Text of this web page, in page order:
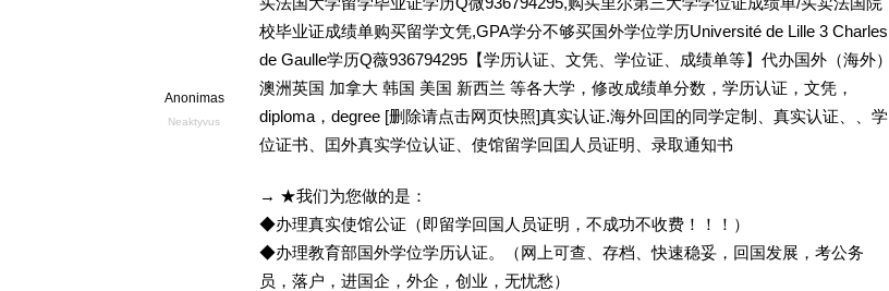
Anonimas
Neaktyvus
校毕业证成绩单购买留学文凭,GPA学分不够买国外学位学历Université de Lille 3 Charles
de Gaulle学历Q薇936794295【学历认证、文凭、学位证、成绩单等】代办国外（海外）
澳洲英国 加拿大 韩国 美国 新西兰 等各大学，修改成绩单分数，学历认证，文凭，
diploma，degree [删除请点击网页快照]真实认证.海外回囯的同学定制、真实认证、、学
位证书、囯外真实学位认证、使馆留学回囯人员证明、录取通知书
→ ★我们为您做的是：
◆办理真实使馆公证（即留学回国人员证明，不成功不收费！！！）
◆办理教育部国外学位学历认证。（网上可查、存档、快速稳妥，回国发展，考公务
员，落户，进国企，外企，创业，无忧愁）